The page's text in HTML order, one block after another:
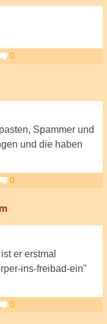
0
Spammer und
und die haben
0
er erstmal
ins-freibad-ein"
0